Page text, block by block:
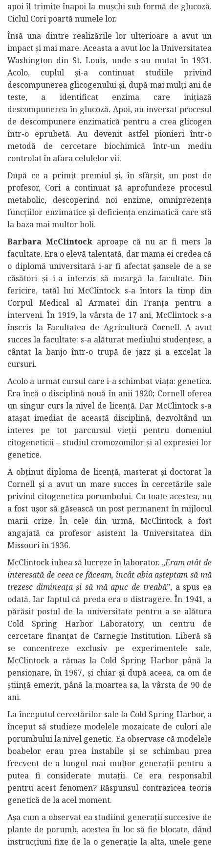
apoi îl trimite înapoi la mușchi sub formă de glucoză.
Ciclul Cori poartă numele lor.
Însă una dintre realizările lor ulterioare a avut un
impact și mai mare. Aceasta a avut loc la Universitatea
Washington din St. Louis, unde s-au mutat în 1931.
Acolo, cuplul și-a continuat studiile privind
descompunerea glicogenului și, după mai mulți ani de
teste, a identificat enzima care inițiază
descompunerea în glucoză. Apoi, au inversat procesul
de descompunere enzimatică pentru a crea glicogen
într-o eprubetă. Au devenit astfel pionieri într-o
metodă de cercetare biochimică într-un mediu
controlat în afara celulelor vii.
După ce a primit premiul și, în sfârșit, un post de
profesor, Cori a continuat să aprofundeze procesul
metabolic, descoperind noi enzime, omniprezența
funcțiilor enzimatice și deficiența enzimatică care stă
la baza mai multor boli.
Barbara McClintock aproape că nu ar fi mers la
facultate. Era o elevă talentată, dar mama ei credea că
o diplomă universitară i-ar fi afectat șansele de a se
căsători și i-a interzis să meargă la facultate. Din
fericire, tatăl lui McClintock s-a întors la timp din
Corpul Medical al Armatei din Franța pentru a
interveni. În 1919, la vârsta de 17 ani, McClintock s-a
înscris la Facultatea de Agricultură Cornell. A avut
succes la facultate: s-a alăturat mediului studențesc, a
cântat la banjo într-o trupă de jazz și a excelat la
cursuri.
Acolo a urmat cursul care i-a schimbat viața: genetica.
Era încă o disciplină nouă în anii 1920; Cornell oferea
un singur curs la nivel de licență. Dar McClintock s-a
atașat imediat de această disciplină, dezvoltând un
interes pe tot parcursul vieții pentru domeniul
citogeneticii – studiul cromozomilor și al expresiei lor
genetice.
A obținut diploma de licență, masterat și doctorat la
Cornell și a avut un mare succes în cercetările sale
privind citogenetica porumbului. Cu toate acestea, nu
a fost ușor să găsească un post permanent în mijlocul
marii crize. În cele din urmă, McClintock a fost
angajată ca profesor asistent la Universitatea din
Missouri în 1936.
McClintock iubea să lucreze în laborator. „Eram atât de
interesată de ceea ce făceam, încât abia așteptam să mă
trezesc dimineața și să mă apuc de treabă”, a spus ea
odată. Iar faptul că preda era o distragere. În 1941, a
părăsit postul de la universitate pentru a se alătura
Cold Spring Harbor Laboratory, un centru de
cercetare finanțat de Carnegie Institution. Liberă să
se concentreze exclusiv pe experimentele sale,
McClintock a rămas la Cold Spring Harbor până la
pensionare, în 1967, și chiar și după aceea, ca om de
știință emerit, până la moartea sa, la vârsta de 90 de
ani.
La începutul cercetărilor sale la Cold Spring Harbor, a
început să studieze modelele mozaicate de culori ale
porumbului la nivel genetic. Ea observase că modelele
boabelor erau prea instabile și se schimbau prea
frecvent de-a lungul mai multor generații pentru a
putea fi considerate mutații. Ce era responsabil
pentru acest fenomen? Răspunsul contrazicea teoria
genetică de la acel moment.
Așa cum a observat ea studiind generații succesive de
plante de porumb, acestea în loc să fie blocate, dând
instrucțiuni fixe de la o generație la alta, unele gene